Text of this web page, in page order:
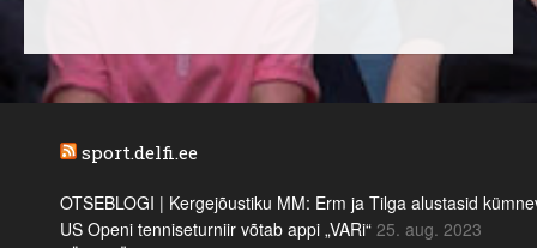
sport.delfi.ee
OTSEBLOGI | Kergejõustiku MM: Erm ja Tilga alustasid
US Openi tenniseturniir võtab appi „VARi“ 25. aug. 2023